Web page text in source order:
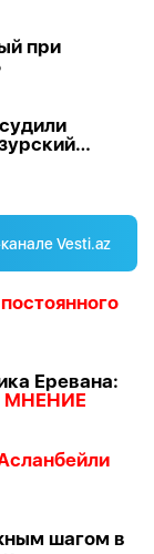
при
Vesti.az
Еревана:
МНЕНИЕ
шагом в